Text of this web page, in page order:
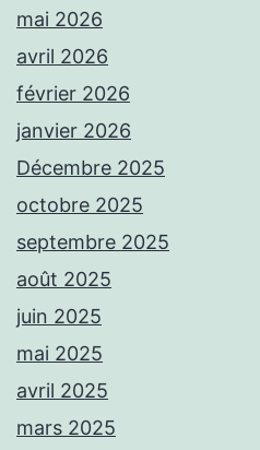
mai 2026
avril 2026
février 2026
janvier 2026
Décembre 2025
octobre 2025
septembre 2025
août 2025
juin 2025
mai 2025
avril 2025
mars 2025